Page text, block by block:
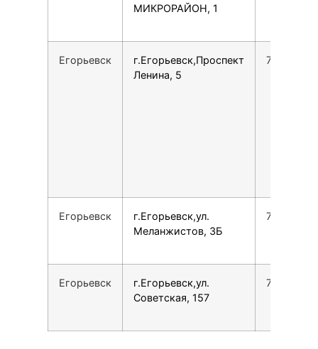
МИКРОРАЙОН, 1
Егорьевск
г.Егорьевск,Проспект
Ленина, 5
Егорьевск
г.Егорьевск,ул.
Меланжистов, 3Б
Егорьевск
г.Егорьевск,ул.
Советская, 157